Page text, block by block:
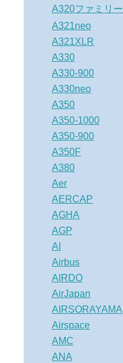
A320ファミリー
A321neo
A321XLR
A330
A330-900
A330neo
A350
A350-1000
A350-900
A350F
A380
Aer
AERCAP
AGHA
AGP
AI
Airbus
AIRDO
AirJapan
AIRSORAYAMA
Airspace
AMC
ANA